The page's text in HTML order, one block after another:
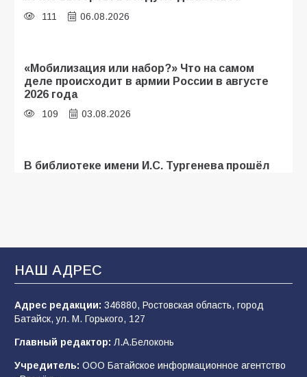
111 06.08.2026
«Мобилизация или набор?» Что на самом
деле происходит в армии России в августе
2026 года
109 03.08.2026
В библиотеке имени И.С. Тургенева прошёл
В Батайске продолжаются дорожные работы
108 04.08.2026
В детском саду № 35 дети освоили
строительные профессии в ходе
спортивного праздника
НАШ АДРЕС
Адрес редакции: 346880, Ростовская область, город
Батайск, ул. М. Горького, 127
Главный редактор: Л.А.Белоконь
Учредитель: ООО Батайское информационное агентство